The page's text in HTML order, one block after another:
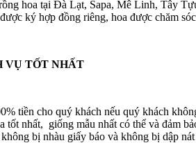
hoa tại Đà Lạt, Sapa, Mê Linh, Tây
ký hợp đồng riêng, hoa được chăm
VỤ TỐT NHẤT
tiền cho quý khách nếu quý khách
tốt nhất, giống mẫu nhất có thể và đảm
bị nhàu giấy báo và không bị dập